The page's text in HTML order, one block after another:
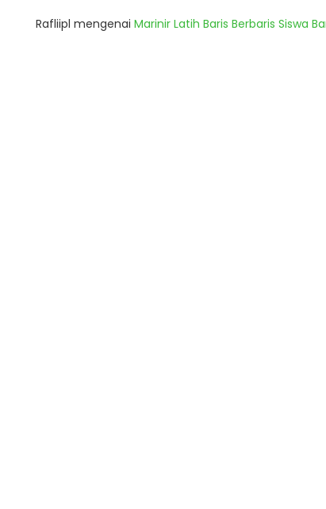
Rafliipl mengenai Marinir Latih Baris Berbaris Siswa